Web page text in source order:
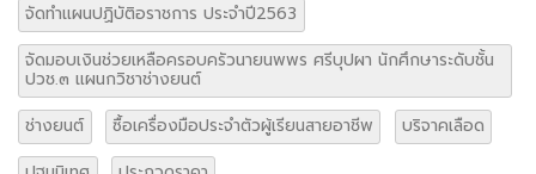
จัดทำแผนปฏิบัติอราชการ ประจำปี2563
จัดมอบเงินช่วยเหลือครอบครัวนายนพพร ศรีบุปผา นักศึกษาระดับชั้น
ปวช.๓ แผนกวิชาช่างยนต์
ช่างยนต์
ซื้อเครื่องมือประจำตัวผู้เรียนสายอาชีพ
บริจาคเลือด